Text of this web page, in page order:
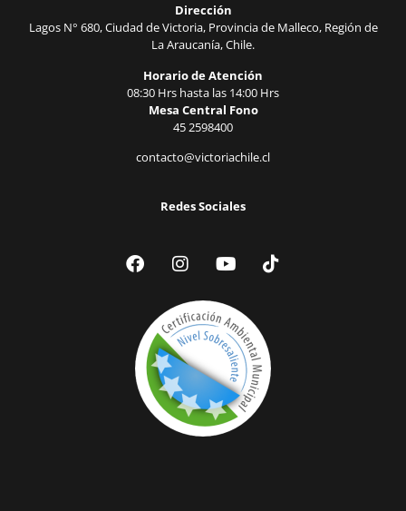
Dirección
Lagos N° 680, Ciudad de Victoria, Provincia de Malleco, Región de
La Araucanía, Chile.
Horario de Atención
08:30 Hrs hasta las 14:00 Hrs
Mesa Central Fono
45 2598400
contacto@victoriachile.cl
Redes Sociales